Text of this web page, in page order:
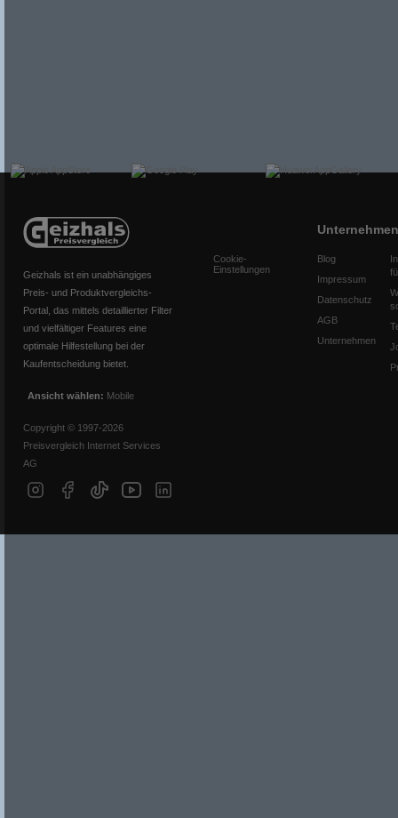
Geizhals ist ein unabhängiges
Preis- und Produktvergleichs-
Portal, das mittels detaillierter Filter
und vielfältiger Features eine
optimale Hilfestellung bei der
Kaufentscheidung bietet.
Ansicht wählen: Mobile
Copyright © 1997-2026
Preisvergleich Internet Services
AG
Cookie-
Einstellungen
Unternehmen
Blog
Impressum
Datenschutz
AGB
Unternehmen